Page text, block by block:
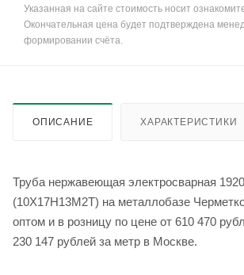
Указанная на сайте стоимость носит
Окончательная цена будет подтверждена
формировании счёта.
ОПИСАНИЕ ХАРАКТЕРИСТИКИ
Труба нержавеющая электросварная
(10Х17Н13М2Т) на металлобазе
оптом и в розницу по цене от 610 470
230 147 рублей за метр в Москве.